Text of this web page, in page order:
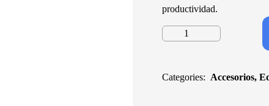
productividad.
Teclado
Hp
Categories: Accesorios,